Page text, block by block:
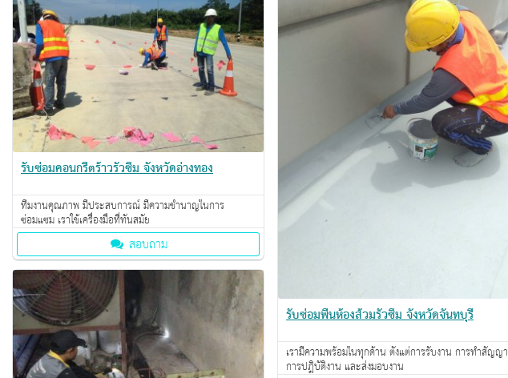
รับซ่อมคอนกรีตร้าวรั่วซึม‎ จังหวัดอ่างทอง
ทีมงานคุณภาพ มีประสบการณ์ มีความชำนาญในการ
ซ่อมแซม เราใช้เครื่องมือที่ทันสมัย
สอบถาม
รับซ่อมพื้นห้องส้วมรั่วซึม จังหวัดจันทบุรี
เรามีความพร้อมในทุกด้าน ตั้งแต่การรับงาน การทำสัญญา
การปฎิบัติงาน และส่งมอบงาน